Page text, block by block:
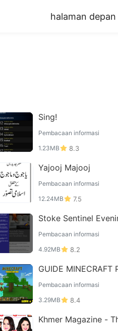
halaman depan
Sing!
Pembacaan informasi
1.23MB
8.3
Yajooj Majooj
Pembacaan informasi
12.24MB
7.5
Stoke Sentinel
Pembacaan informasi
4.92MB
8.2
GUIDE MINECRAFT
Pembacaan informasi
3.29MB
8.4
Khmer Magazine -